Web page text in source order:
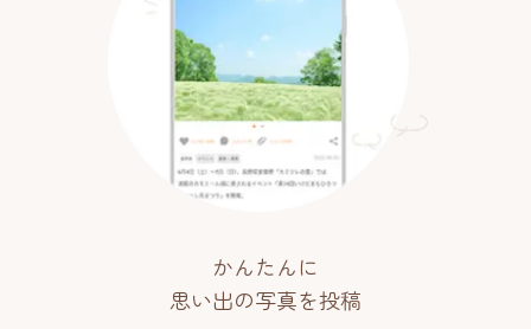
かんたんに
思い出の写真を投稿